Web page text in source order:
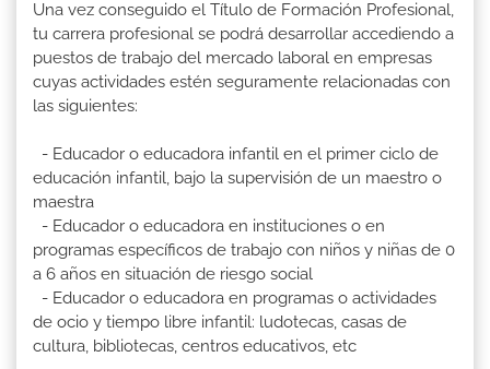
Una vez conseguido el Título de Formación Profesional,
tu carrera profesional se podrá desarrollar accediendo a
puestos de trabajo del mercado laboral en empresas
cuyas actividades estén seguramente relacionadas con
las siguientes:
- Educador o educadora infantil en el primer ciclo de
educación infantil, bajo la supervisión de un maestro o
maestra
- Educador o educadora en instituciones o en
programas específicos de trabajo con niños y niñas de 0
a 6 años en situación de riesgo social
- Educador o educadora en programas o actividades
de ocio y tiempo libre infantil: ludotecas, casas de
cultura, bibliotecas, centros educativos, etc